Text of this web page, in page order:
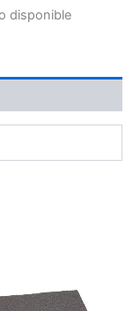
disponible